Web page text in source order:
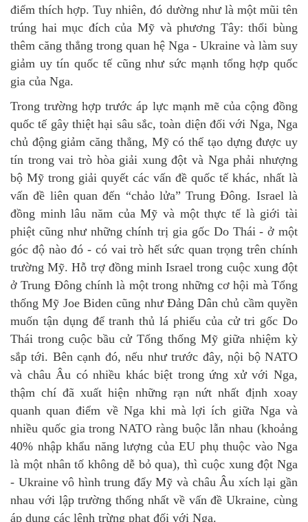
điểm thích hợp. Tuy nhiên, đó dường như là một mũi tên
trúng hai mục đích của Mỹ và phương Tây: thổi bùng
thêm căng thẳng trong quan hệ Nga - Ukraine và làm suy
giảm uy tín quốc tế cũng như sức mạnh tổng hợp quốc
gia của Nga.
Trong trường hợp trước áp lực mạnh mẽ của cộng đồng
quốc tế gây thiệt hại sâu sắc, toàn diện đối với Nga, Nga
chủ động giảm căng thẳng, Mỹ có thể tạo dựng được uy
tín trong vai trò hòa giải xung đột và Nga phải nhượng
bộ Mỹ trong giải quyết các vấn đề quốc tế khác, nhất là
vấn đề liên quan đến “chảo lửa” Trung Đông. Israel là
đồng minh lâu năm của Mỹ và một thực tế là giới tài
phiệt cũng như những chính trị gia gốc Do Thái - ở một
góc độ nào đó - có vai trò hết sức quan trọng trên chính
trường Mỹ. Hỗ trợ đồng minh Israel trong cuộc xung đột
ở Trung Đông chính là một trong những cơ hội mà Tổng
thống Mỹ Joe Biden cũng như Đảng Dân chủ cầm quyền
muốn tận dụng để tranh thủ lá phiếu của cử tri gốc Do
Thái trong cuộc bầu cử Tổng thống Mỹ giữa nhiệm kỳ
sắp tới. Bên cạnh đó, nếu như trước đây, nội bộ NATO
và châu Âu có nhiều khác biệt trong ứng xử với Nga,
thậm chí đã xuất hiện những rạn nứt nhất định xoay
quanh quan điểm về Nga khi mà lợi ích giữa Nga và
nhiều quốc gia trong NATO ràng buộc lẫn nhau (khoảng
40% nhập khẩu năng lượng của EU phụ thuộc vào Nga
là một nhân tố không dễ bỏ qua), thì cuộc xung đột Nga
- Ukraine vô hình trung đẩy Mỹ và châu Âu xích lại gần
nhau với lập trường thống nhất về vấn đề Ukraine, cùng
áp dụng các lệnh trừng phạt đối với Nga.